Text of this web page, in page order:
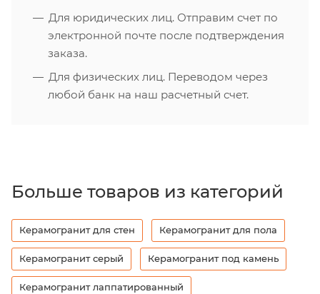
Для юридических лиц. Отправим счет по
электронной почте после подтверждения
заказа.
Для физических лиц. Переводом через
любой банк на наш расчетный счет.
Больше товаров из категорий
Керамогранит для стен Керамогранит для пола
Керамогранит серый Керамогранит под камень
Керамогранит лаппатированный